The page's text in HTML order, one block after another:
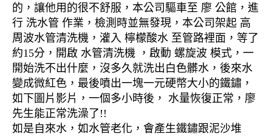
的，讓他用的很不舒服，本公司驅車至 廖 公館，進
行 洗水管 作業，檢測時並無發現，本公司架起 高
周波水管清洗機，灌入 檸檬酸水 至管路裡面，等了
約15分，開啟 水管清洗機 ，啟動 螺旋波 模式，一
開始洗不出什麼，沒多久就洗出白色髒水，後來水
變成微紅色，最後噴出一塊一元硬幣大小的鐵鏽，
如下圖片影片，一個多小時後， 水量恢復正常，廖
先生能正常洗澡了!!
如是自來水，如水管老化，會產生鐵鏽跟泥沙堆